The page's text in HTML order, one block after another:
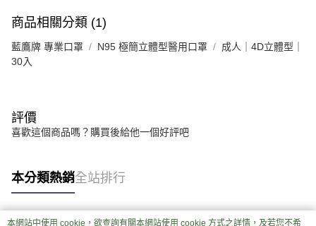
商品相關分類 (1)
藍鷹牌 專業口罩 N95 極簡立體型醫用口罩
成人｜4D立體型｜
30入
評價
喜歡這個商品嗎？購買後給他一個好評吧
本分類熱銷全站排行
本網站中使用 cookie，欲查詢有關本網站使用 cookie 方式之詳情，及若您不希